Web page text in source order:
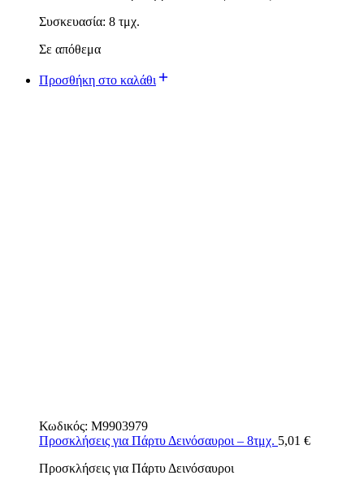
Συσκευασία: 8 τμχ.
Σε απόθεμα
Προσθήκη στο καλάθι
Κωδικός: M9903979
Προσκλήσεις για Πάρτυ Δεινόσαυροι – 8τμχ. 5,01 €
Προσκλήσεις για Πάρτυ Δεινόσαυροι